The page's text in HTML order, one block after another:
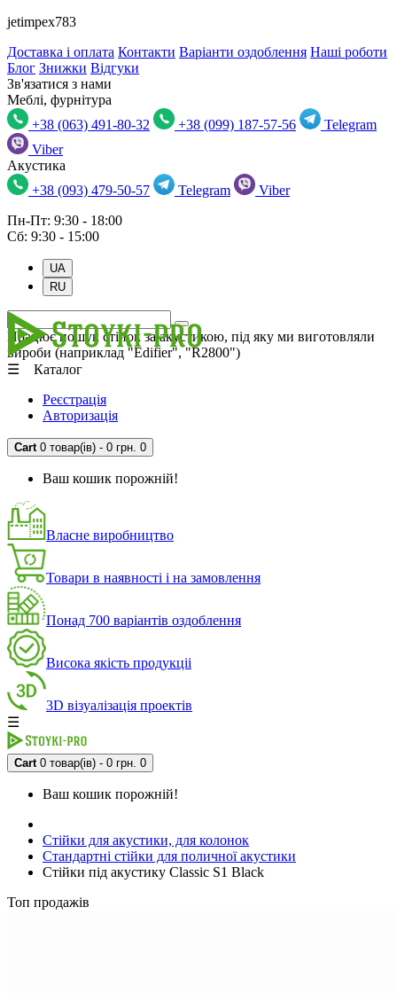
jetimpex783
Доставка і оплата Контакти Варіанти оздоблення Наші роботи
Блог Знижки Відгуки
Зв'язатися з нами
Меблі, фурнітура
+38 (063) 491-80-32
+38 (099) 187-57-56
Telegram
Viber
Акустика
+38 (093) 479-50-57
Telegram
Viber
Пн-Пт: 9:30 - 18:00
Сб: 9:30 - 15:00
UA
RU
Працює пошук стійок за акустикою, під яку ми виготовляли
вироби (наприклад "Edifier", "R2800")
☰ Каталог
Реєстрація
Авторизація
Cart 0 товар(ів) - 0 грн. 0
Ваш кошик порожній!
Власне виробництво
Товари в наявності і на замовлення
Понад 700 варіантів оздоблення
Висока якість продукціі
3D візуалізація проектів
☰
Cart 0 товар(ів) - 0 грн. 0
Ваш кошик порожній!
Стійки для акустики, для колонок
Стандартні стійки для поличної акустики
Стійки під акустику Classic S1 Black
Топ продажів